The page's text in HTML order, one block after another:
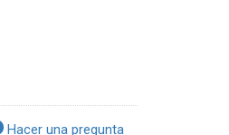
Hacer una pregunta